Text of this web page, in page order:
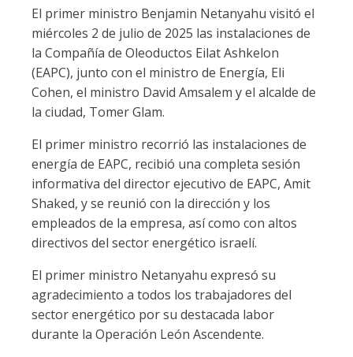
El primer ministro Benjamin Netanyahu visitó el
miércoles 2 de julio de 2025 las instalaciones de
la Compañía de Oleoductos Eilat Ashkelon
(EAPC), junto con el ministro de Energía, Eli
Cohen, el ministro David Amsalem y el alcalde de
la ciudad, Tomer Glam.
El primer ministro recorrió las instalaciones de
energía de EAPC, recibió una completa sesión
informativa del director ejecutivo de EAPC, Amit
Shaked, y se reunió con la dirección y los
empleados de la empresa, así como con altos
directivos del sector energético israelí.
El primer ministro Netanyahu expresó su
agradecimiento a todos los trabajadores del
sector energético por su destacada labor
durante la Operación León Ascendente.